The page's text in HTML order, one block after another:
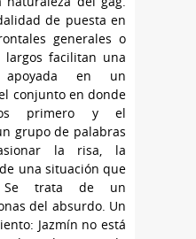
de puesta en
generales o
facilitan una
apoyada en un
conjunto en donde
primero y el
grupo de palabras
la risa, la
una situación que
trata de un
del absurdo. Un
Jazmín no está